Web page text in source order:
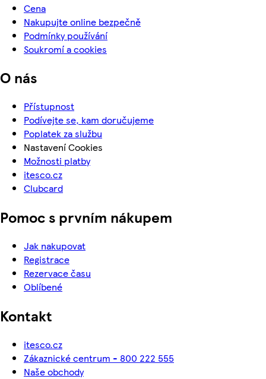
Cena
Nakupujte online bezpečně
Podmínky používání
Soukromí a cookies
O nás
Přístupnost
Podívejte se, kam doručujeme
Poplatek za službu
Nastavení Cookies
Možnosti platby
itesco.cz
Clubcard
Pomoc s prvním nákupem
Jak nakupovat
Registrace
Rezervace času
Oblíbené
Kontakt
itesco.cz
Zákaznické centrum - 800 222 555
Naše obchody